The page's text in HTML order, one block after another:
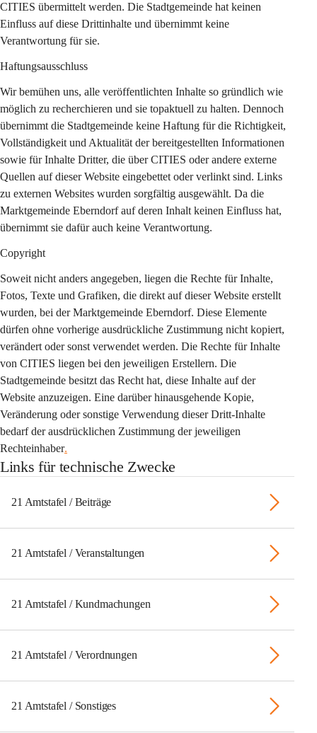
CITIES übermittelt werden. Die Stadtgemeinde hat keinen
Einfluss auf diese Drittinhalte und übernimmt keine
Verantwortung für sie.
Haftungsausschluss
Wir bemühen uns, alle veröffentlichten Inhalte so gründlich wie
möglich zu recherchieren und sie topaktuell zu halten. Dennoch
übernimmt die Stadtgemeinde keine Haftung für die Richtigkeit,
Vollständigkeit und Aktualität der bereitgestellten Informationen
sowie für Inhalte Dritter, die über CITIES oder andere externe
Quellen auf dieser Website eingebettet oder verlinkt sind. Links
zu externen Websites wurden sorgfältig ausgewählt. Da die
Marktgemeinde Eberndorf auf deren Inhalt keinen Einfluss hat,
übernimmt sie dafür auch keine Verantwortung.
Copyright
Soweit nicht anders angegeben, liegen die Rechte für Inhalte,
Fotos, Texte und Grafiken, die direkt auf dieser Website erstellt
wurden, bei der Marktgemeinde Eberndorf. Diese Elemente
dürfen ohne vorherige ausdrückliche Zustimmung nicht kopiert,
verändert oder sonst verwendet werden. Die Rechte für Inhalte
von CITIES liegen bei den jeweiligen Erstellern. Die
Stadtgemeinde besitzt das Recht hat, diese Inhalte auf der
Website anzuzeigen. Eine darüber hinausgehende Kopie,
Veränderung oder sonstige Verwendung dieser Dritt-Inhalte
bedarf der ausdrücklichen Zustimmung der jeweiligen
Rechteinhaber.
Links für technische Zwecke
21 Amtstafel / Beiträge
21 Amtstafel / Veranstaltungen
21 Amtstafel / Kundmachungen
21 Amtstafel / Verordnungen
21 Amtstafel / Sonstiges